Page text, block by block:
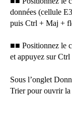
données (cellule
puis Ctrl + Maj +
■■ Positionnez le
et appuyez sur
Sous l’onglet
Trier pour ouvrir la